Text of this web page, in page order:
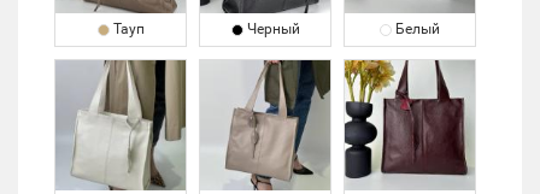
Тауп Черный Белый